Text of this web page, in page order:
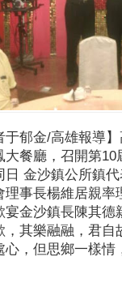
于郁金/高雄報導
大餐廳，召開第
日 金沙鎮公所鎮
理事長楊維居親
宴金沙鎮長陳其
，其樂融融，君
心，但思鄉一樣